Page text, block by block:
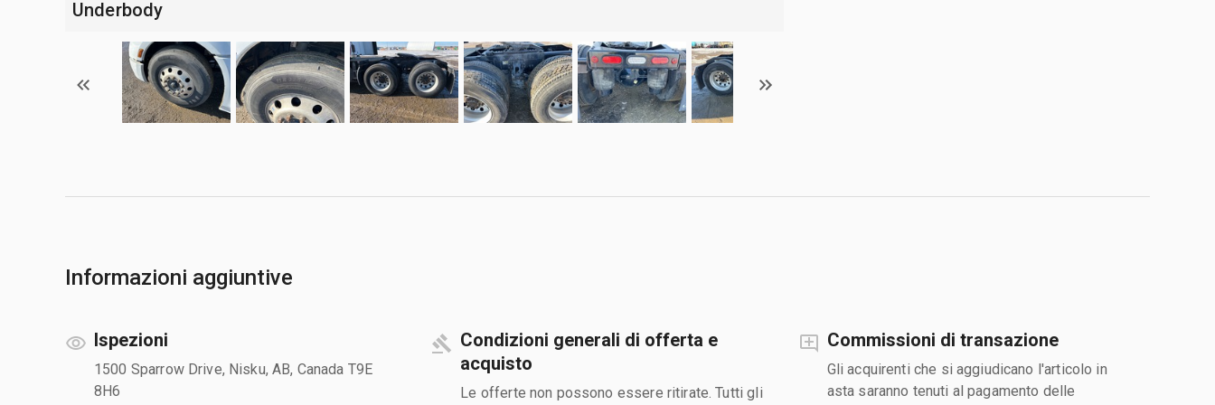
Underbody
Informazioni aggiuntive
Ispezioni
1500 Sparrow Drive, Nisku, AB, Canada T9E
8H6
Condizioni generali di offerta e
acquisto
Le offerte non possono essere ritirate. Tutti gli
Commissioni di transazione
Gli acquirenti che si aggiudicano l'articolo in
asta saranno tenuti al pagamento delle